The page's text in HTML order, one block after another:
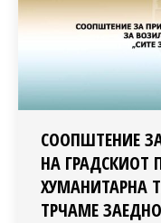
СООПШТЕНИЕ
НА ГРАДСКИОТ
ХУМАНИТАРНА
ТРЧАМЕ